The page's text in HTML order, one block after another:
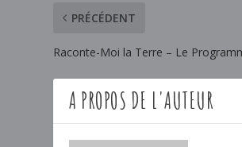
PRÉCÉDENT
Raconte-Moi la Terre – Le
A PROPOS DE L'AUTEUR